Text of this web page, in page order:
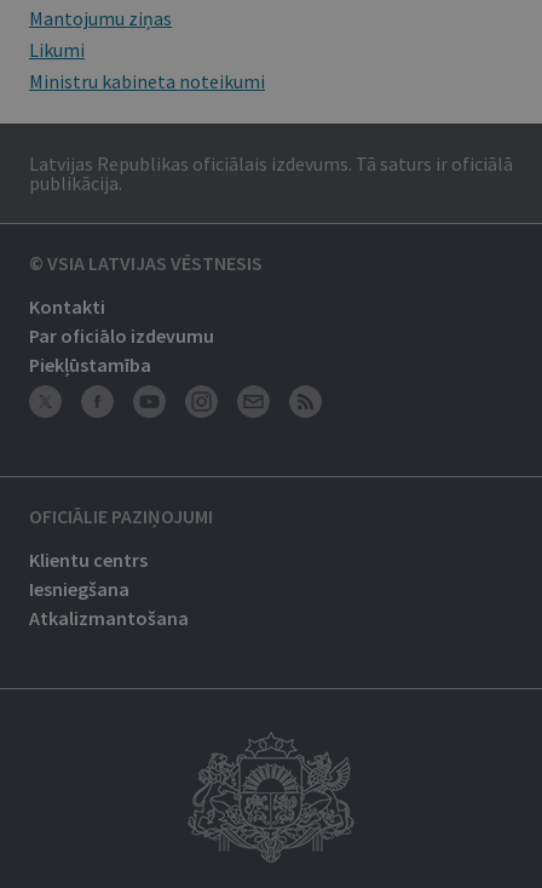
Mantojumu ziņas
Likumi
Ministru kabineta noteikumi
Latvijas Republikas oficiālais izdevums. Tā saturs ir oficiālā
publikācija.
© VSIA LATVIJAS VĒSTNESIS
Kontakti
Par oficiālo izdevumu
Piekļūstamība
OFICIĀLIE PAZIŅOJUMI
Klientu centrs
Iesniegšana
Atkalizmantošana